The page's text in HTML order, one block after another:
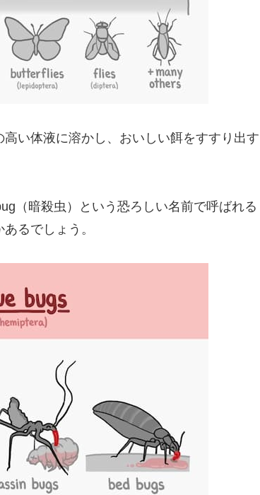
い体液に溶かし、おいしい餌をすすり出す
（暗殺虫）という恐ろしい名前で呼ばれる
るでしょう。